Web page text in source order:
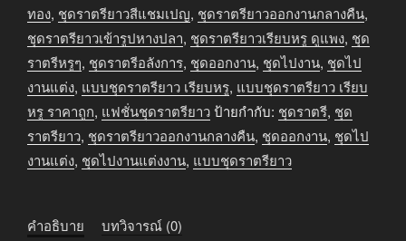
กลาง
คืน
สี
แชมเปญ
ทอง
ชิ้น
ทอง, ชุดราตรียาวสีแชมเปญ, ชุดราตรียาวออกงานกลางคืน,
ชุดราตรียาวเข้ารูปหางปลา, ชุดราตรียาวเรียบหรู ดูแพง, ชุด
ราตรีหรูๆ, ชุดราตรีอลังการ, ชุดออกงาน, ชุดไปงาน, ชุดไป
งานแต่ง, แบบชุดราตรียาว เรียบหรู, แบบชุดราตรียาว เรียบ
หรู ราคาถูก, แฟชั่นชุดราตรียาวป้ายกำกับ: ชุดราตรี, ชุด
ราตรียาว, ชุดราตรียาวออกงานกลางคืน, ชุดออกงาน, ชุดไป
งานแต่ง, ชุดไปงานแต่งงาน, แบบชุดราตรียาว
คำอธิบาย บทวิจารณ์ (0)